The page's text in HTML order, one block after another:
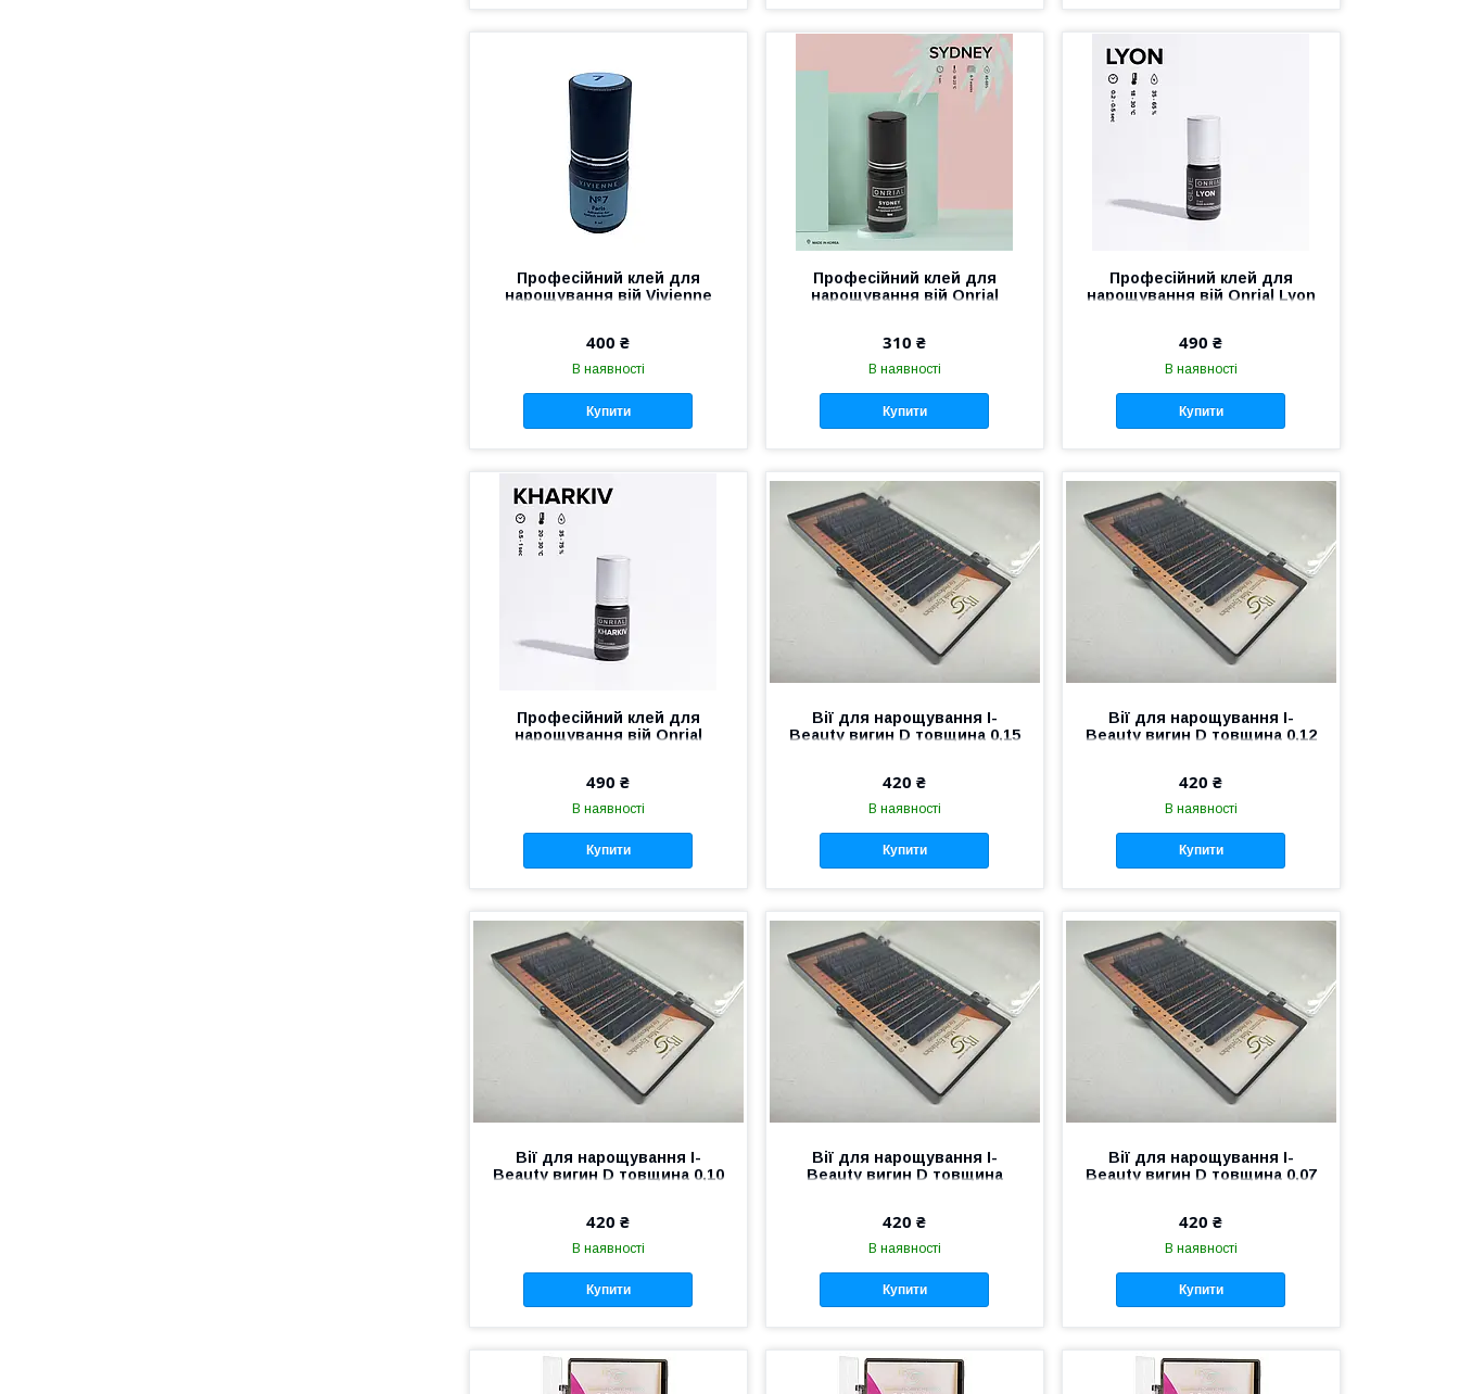
Професійний клей для
нарощування вій Vivienne
400 ₴
В наявності
Купити
Професійний клей для
нарощування вій Onrial
310 ₴
В наявності
Купити
Професійний клей для
нарощування вій Onrial Lyon
490 ₴
В наявності
Купити
Професійний клей для
нарощування вій Onrial
490 ₴
В наявності
Купити
Вії для нарощування I-
Beauty вигин D товщина 0,15
420 ₴
В наявності
Купити
Вії для нарощування I-
Beauty вигин D товщина 0,12
420 ₴
В наявності
Купити
Вії для нарощування I-
Beauty вигин D товщина 0,10
420 ₴
В наявності
Купити
Вії для нарощування I-
Beauty вигин D товщина
420 ₴
В наявності
Купити
Вії для нарощування I-
Beauty вигин D товщина 0,07
420 ₴
В наявності
Купити